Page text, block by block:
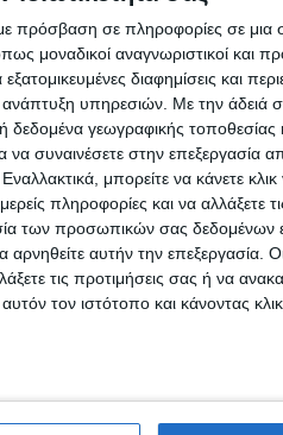
πρόσβαση σε πληροφορίες σε
μοναδικοί αναγνωριστικοί και
διαφημίσεις και
ανάπτυξη υπηρεσιών. Με την άδειά
δεδομένα γεωγραφικής τοποθεσίας
συναινέσετε στην επεξεργασία
μπορείτε να κάνετε κλικ
πληροφορίες και να αλλάξετε
των προσωπικών σας δεδομένων
αυτήν την επεξεργασία.
τις προτιμήσεις σας ή να
τον ιστότοπο και κάνοντας
και μόνο κατά
–
το απόγευμα |
6 ευρώ